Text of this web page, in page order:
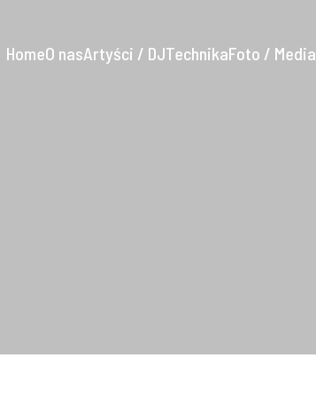
HomeO nasArtyści / DJTechnikaFoto / Media